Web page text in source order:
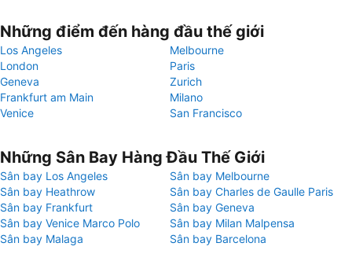
Những điểm đến hàng đầu thế giới
Los Angeles
Melbourne
London
Paris
Geneva
Zurich
Frankfurt am Main
Milano
Venice
San Francisco
Những Sân Bay Hàng Đầu Thế Giới
Sân bay Los Angeles
Sân bay Melbourne
Sân bay Heathrow
Sân bay Charles de Gaulle Paris
Sân bay Frankfurt
Sân bay Geneva
Sân bay Venice Marco Polo
Sân bay Milan Malpensa
Sân bay Malaga
Sân bay Barcelona